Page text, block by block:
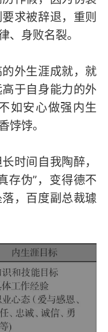
求被辞退，重则
、身败名裂。
外生涯成就，就
于自身能力的外
如安心做强内生
饽饽。
时间自我陶醉，
存伪”，变得德不
，百度副总裁璩